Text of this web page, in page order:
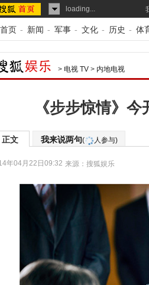
loading...
首页 - 新闻 - 军事 - 文化 - 历史 - 体
> 电视 TV > 内地电视
《步步惊情》
正文 我来说两句( 人参与)
年04月22日09:32 来源： 搜狐娱乐